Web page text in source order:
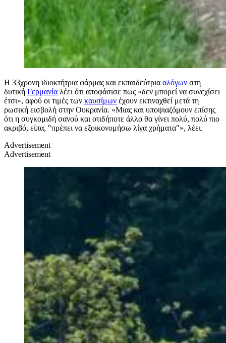
Η 33χρονη ιδιοκτήτρια φάρμας και εκπαιδεύτρια αλόγων στη
δυτική Γερμανία λέει ότι αποφάσισε πως «δεν μπορεί να συνεχίσει
έτσι», αφού οι τιμές των καυσίμων έχουν εκτιναχθεί μετά τη
ρωσική εισβολή στην Ουκρανία. «Μιας και υποψιαζόμουν επίσης
ότι η συγκομιδή σανού και οτιδήποτε άλλο θα γίνει πολύ, πολύ πιο
ακριβό, είπα, ″πρέπει να εξοικονομήσω λίγα χρήματα″», λέει.
Advertisement
Advertisement